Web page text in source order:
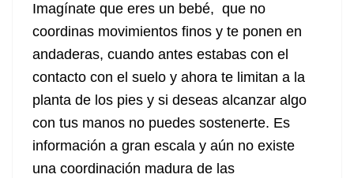
Imagínate que eres un bebé, que no
coordinas movimientos finos y te ponen en
andaderas, cuando antes estabas con el
contacto con el suelo y ahora te limitan a la
planta de los pies y si deseas alcanzar algo
con tus manos no puedes sostenerte. Es
información a gran escala y aún no existe
una coordinación madura de las